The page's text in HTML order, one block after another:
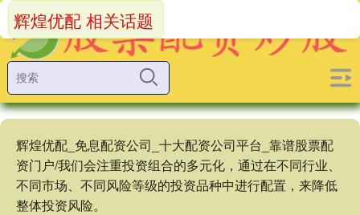
辉煌优配_免息配资公司_十大配资公司平台_靠谱股票配
资门户/我们会注重投资组合的多元化，通过在不同行业、
不同市场、不同风险等级的投资品种中进行配置，来降低
整体投资风险。
辉煌优配 相关话题